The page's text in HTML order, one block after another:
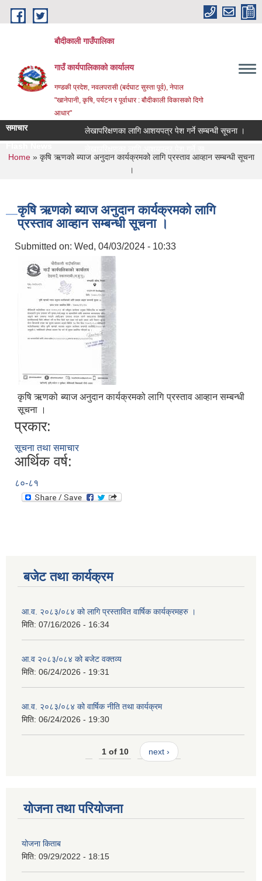
Skip to main content
बौदीकाली गाउँपालिका
गाउँ कार्यपालिकाको कार्यालय
गण्डकी प्रदेश, नवलपरासी (बर्दघाट सुस्ता पूर्व), नेपाल
"खानेपानी, कृषि, पर्यटन र पूर्वाधार : बौदीकाली विकासको दिगो
आधार"
समाचार लेखापरिक्षणका लागि आशयपत्र पेश गर्ने सम्बन्धी सूचना ।
You are here
Home» कृषि ऋणको ब्याज अनुदान कार्यक्रमको लागि प्रस्ताव आव्हान सम्बन्धी सूचना
।
कृषि ऋणको ब्याज अनुदान कार्यक्रमको लागि
प्रस्ताव आव्हान सम्बन्धी सूचना ।
Submitted on: Wed, 04/03/2024 - 10:33
कृषि ऋणको ब्याज अनुदान कार्यक्रमको लागि प्रस्ताव आव्हान सम्बन्धी
सूचना ।
प्रकार:
सूचना तथा समाचार
आर्थिक वर्ष:
८०-८१
बजेट तथा कार्यक्रम
आ.व. २०८३/०८४ को लागि प्रस्तावित वार्षिक कार्यक्रमहरु ।
मिति: 07/16/2026 - 16:34
आ.व २०८३/०८४ को बजेट वक्तव्य
मिति: 06/24/2026 - 19:31
आ.व. २०८३/०८४ को वार्षिक नीति तथा कार्यक्रम
मिति: 06/24/2026 - 19:30
1 of 10 next ›
योजना तथा परियोजना
योजना किताब
मिति: 09/29/2022 - 18:15